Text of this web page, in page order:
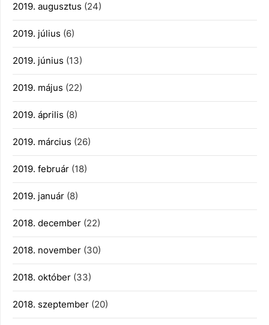
2019. augusztus (24)
2019. július (6)
2019. június (13)
2019. május (22)
2019. április (8)
2019. március (26)
2019. február (18)
2019. január (8)
2018. december (22)
2018. november (30)
2018. október (33)
2018. szeptember (20)